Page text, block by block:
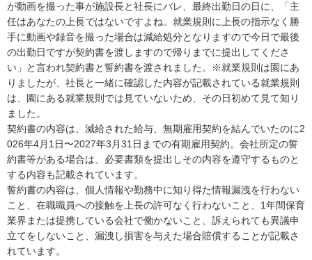
が動画を撮った事が施設長と社長にバレ、最終出勤日の日に、「主
任はあなたの上長ではないですよね。就業規則に上長の指示なく勝
手に動画や録音を撮った場合は減給処分となりますので今日で最後
の出勤日ですが契約書を渡しますので帰りまでに提出してくださ
い」と言われ契約書と誓約書を渡されました。※就業規則は園にあ
りましたが、社長と一緒に確認した内容が記載されている就業規則
は、園にある就業規則では見ていないため、その日初めて見て知り
ました。
契約書の内容は、減給された給与、無期雇用契約を結んでいたのに2
026年4月1日〜2027年3月31日までの有期雇用契約。会社所定の誓
約書等がある場合は、必要書類を提出しその内容を遵守するものと
する内容も記載されています。
誓約書の内容は、個人情報や勤務中に知り得た情報漏洩を行わない
こと、在職職員への接触を上長の許可なく行わないこと、1年間保育
業界または提携している会社で働かないこと、訴えられても異議申
立てをしないこと、漏洩し損害を与えた場合賠償することが記載さ
れています。